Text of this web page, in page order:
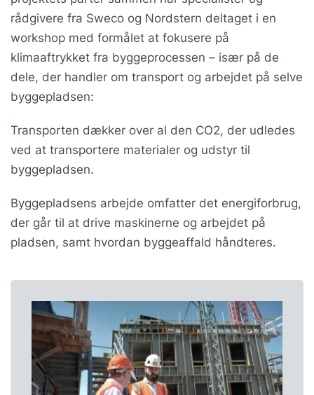
rådgivere fra Sweco og Nordstern deltaget i en
workshop med formålet at fokusere på
klimaaftrykket fra byggeprocessen – især på de
dele, der handler om transport og arbejdet på selve
byggepladsen:
Transporten dækker over al den CO2, der udledes
ved at transportere materialer og udstyr til
byggepladsen.
Byggepladsens arbejde omfatter det energiforbrug,
der går til at drive maskinerne og arbejdet på
pladsen, samt hvordan byggeaffald håndteres.